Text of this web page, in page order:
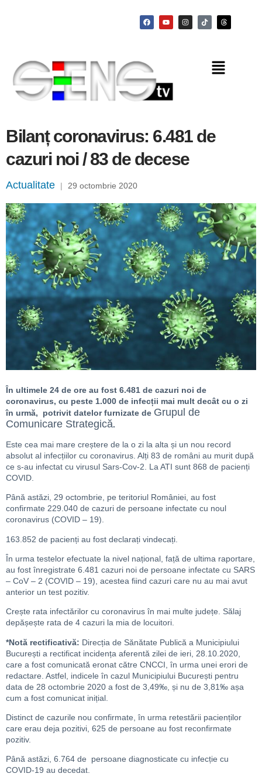
Bilanț coronavirus: 6.481 de
cazuri noi / 83 de decese
Actualitate | 29 octombrie 2020
În ultimele 24 de ore au fost 6.481 de cazuri noi de
coronavirus, cu peste 1.000 de infecții mai mult decât cu o zi
în urmă, potrivit datelor furnizate de Grupul de
Comunicare Strategică.
Este cea mai mare creștere de la o zi la alta și un nou record
absolut al infecțiilor cu coronavirus. Alți 83 de români au murit după
ce s-au infectat cu virusul Sars-Cov-2. La ATI sunt 868 de pacienți
COVID.
Până astăzi, 29 octombrie, pe teritoriul României, au fost
confirmate 229.040 de cazuri de persoane infectate cu noul
coronavirus (COVID – 19).
163.852 de pacienți au fost declarați vindecați.
În urma testelor efectuate la nivel național, față de ultima raportare,
au fost înregistrate 6.481 cazuri noi de persoane infectate cu SARS
– CoV – 2 (COVID – 19), acestea fiind cazuri care nu au mai avut
anterior un test pozitiv.
Crește rata infectărilor cu coronavirus în mai multe județe. Sălaj
depășește rata de 4 cazuri la mia de locuitori.
*Notă rectificativă: Direcția de Sănătate Publică a Municipiului
București a rectificat incidența aferentă zilei de ieri, 28.10.2020,
care a fost comunicată eronat către CNCCI, în urma unei erori de
redactare. Astfel, indicele în cazul Municipiului București pentru
data de 28 octombrie 2020 a fost de 3,49‰, și nu de 3,81‰ așa
cum a fost comunicat inițial.
Distinct de cazurile nou confirmate, în urma retestării pacienților
care erau deja pozitivi, 625 de persoane au fost reconfirmate
pozitiv.
Până astăzi, 6.764 de persoane diagnosticate cu infecție cu
COVID-19 au decedat.